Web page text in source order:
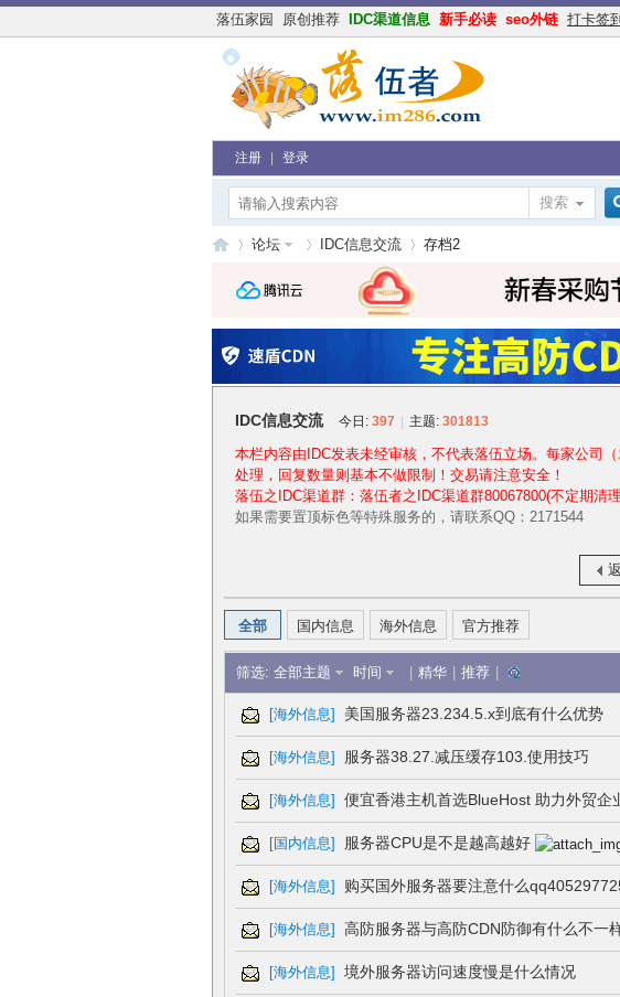
落伍家园 原创推荐 IDC渠道信息 新手必读 seo外链 打卡签到
注册 登录
搜索
索
论坛 IDC信息交流 存档2
IDC信息交流 今日: 397 主题: 301813
本栏内容由IDC发表未经审核，不代表落伍立场。每家公司（
处理，回复数量则基本不做限制！交易请注意安全！
落伍之IDC渠道群：落伍者之IDC渠道群80067800(不定期清
如果需要置顶标色等特殊服务的，请联系QQ：2171544
全部 国内信息 海外信息 官方推荐
筛选: 全部主题 时间 精华 推荐
[海外信息] 美国服务器23.234.5.x到底有什么优势
[海外信息] 服务器38.27.减压缓存103.使用技巧
[海外信息] 便宜香港主机首选BlueHost 助力外贸企
[国内信息] 服务器CPU是不是越高越好
[海外信息] 购买国外服务器要注意什么
[海外信息] 高防服务器与高防CDN防御有什么不一
[海外信息] 境外服务器访问速度慢是什么情况